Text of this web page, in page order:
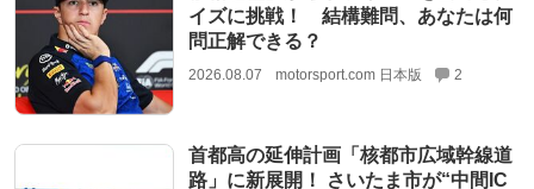
イズに挑戦！ 結構難問、あなたは何
問正解できる？
2026.08.07 motorsport.com 日本版 2
首都高の延伸計画「核都市広域幹線道
路」に新展開！ さいたま市が“中間IC